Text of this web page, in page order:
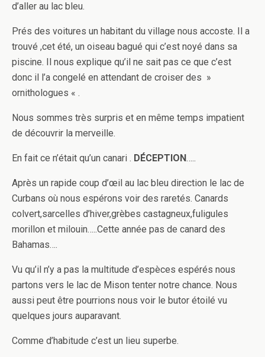
d’aller au lac bleu.
Prés des voitures un habitant du village nous accoste. Il a
trouvé ,cet été, un oiseau bagué qui c’est noyé dans sa
piscine. Il nous explique qu’il ne sait pas ce que c’est
donc il l’a congelé en attendant de croiser des »
ornithologues « .
Nous sommes très surpris et en même temps impatient
de découvrir la merveille.
En fait ce n’était qu’un canari . DÉCEPTION…..
Après un rapide coup d’œil au lac bleu direction le lac de
Curbans où nous espérons voir des raretés. Canards
colvert,sarcelles d’hiver,grèbes castagneux,fuligules
morillon et milouin…..Cette année pas de canard des
Bahamas….
Vu qu’il n’y a pas la multitude d’espèces espérés nous
partons vers le lac de Mison tenter notre chance. Nous
aussi peut être pourrions nous voir le butor étoilé vu
quelques jours auparavant.
Comme d’habitude c’est un lieu superbe.